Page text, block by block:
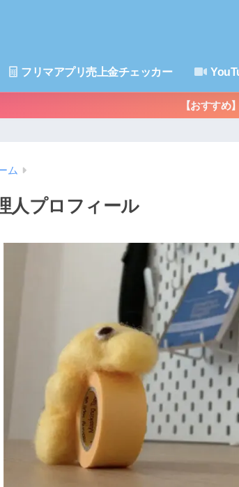
フリマアプリ売上金チェッカー
【おすすめ
ム
人プロフィール